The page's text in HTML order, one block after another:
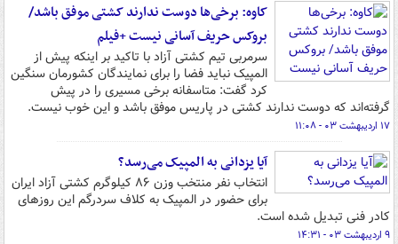
کاوه: برخی‌ها دوست ندارند کشتی موفق باشد/
بروکس حریف آسانی نیست +فیلم
سرمربی تیم کشتی آزاد با تاکید بر اینکه پیش از
المپیک نباید فضا را برای نمایندگان کشورمان سنگین
کرد گفت: متاسفانه برخی مسیری را در پیش
گرفته‌اند که دوست ندارند کشتی در پاریس موفق باشد و این خوب نیست.
۱۷ اردیبهشت ۰۳ - ۱۱:۰۸
آیا یزدانی به المپیک می‌رسد؟
انتخاب نفر منتخب وزن ۸۶ کیلوگرم کشتی آزاد ایران
برای حضور در المپیک به کلاف سردرگم این روزهای
کادر فنی تبدیل شده است.
۹ اردیبهشت ۰۳ - ۱۴:۳۱